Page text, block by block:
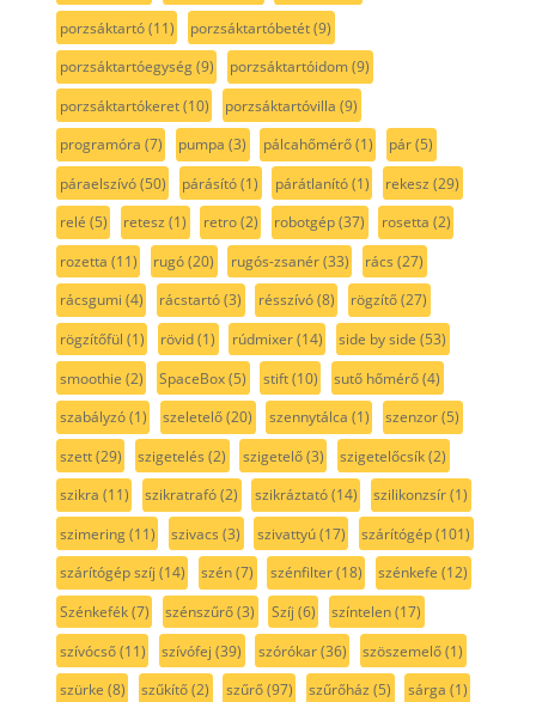
porzsáktartó(11) porzsáktartóbetét(9)
porzsáktartóegység(9) porzsáktartóidom(9)
porzsáktartókeret(10) porzsáktartóvilla (9)
programóra (7) pumpa (3) pálcahőmérő(1) pár(5)
páraelszívó(50) párásító(1) párátlanító(1) rekesz (29)
relé (5) retesz (1) retro(2) robotgép(37) rosetta (2)
rozetta (11) rugó(20) rugós-zsanér(33) rács (27)
rácsgumi (4) rácstartó(3) résszívó(8) rögzítő(27)
rögzítőfül (1) rövid(1) rúdmixer(14) side by side (53)
smoothie (2) SpaceBox(5) stift(10) sutő hőmérő(4)
szabályzó(1) szeletelő(20) szennytálca (1) szenzor(5)
szett(29) szigetelés (2) szigetelő(3) szigetelőcsík(2)
szikra (11) szikratrafó(2) szikráztató(14) szilikonzsír(1)
szimering(11) szivacs (3) szivattyú(17) szárítógép(101)
szárítógép szíj (14) szén(7) szénfilter(18) szénkefe (12)
Szénkefék(7) szénszűrő(3) Szíj (6) színtelen(17)
szívócső(11) szívófej (39) szórókar(36) szöszemelő(1)
szürke (8) szűkítő(2) szűrő(97) szűrőház (5) sárga (1)